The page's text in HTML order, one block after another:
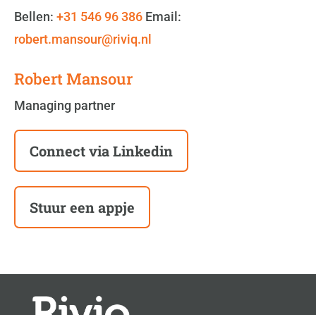
Bellen: +31 546 96 386 Email:
robert.mansour@riviq.nl
Robert Mansour
Managing partner
Connect via Linkedin
Stuur een appje